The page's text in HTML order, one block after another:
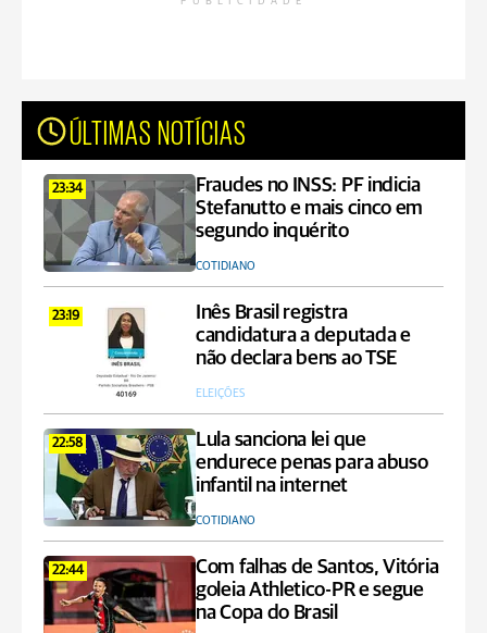
ÚLTIMAS NOTÍCIAS
23:34
Fraudes no INSS: PF indicia
Stefanutto e mais cinco em
segundo inquérito
COTIDIANO
23:19
Inês Brasil registra
candidatura a deputada e
não declara bens ao TSE
ELEIÇÕES
22:58
Lula sanciona lei que
endurece penas para abuso
infantil na internet
COTIDIANO
22:44
Com falhas de Santos, Vitória
goleia Athletico-PR e segue
na Copa do Brasil